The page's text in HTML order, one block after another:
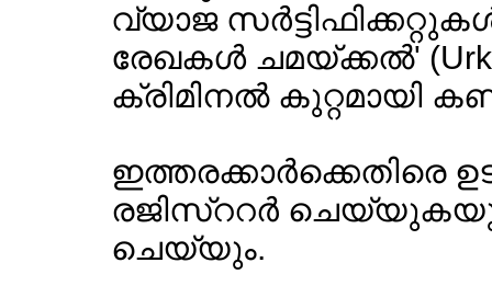
വ്യാജ
രേഖകള്‍ ചമയ്ക്കല്‍'
ക്രിമിനല്‍ കുറ്റമായി
ഇത്തരക്കാര്‍ക്കെതിരെ
രജിസ്ററര്‍
ചെയ്യും.